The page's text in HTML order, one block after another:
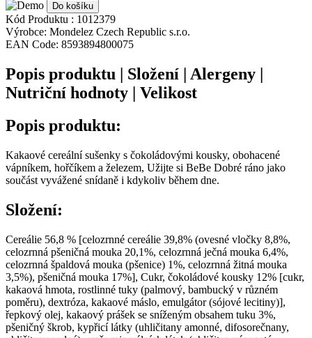
Do košíku
Kód Produktu : 1012379
Výrobce: Mondelez Czech Republic s.r.o.
EAN Code: 8593894800075
Popis produktu | Složení | Alergeny |
Nutriční hodnoty | Velikost
Popis produktu:
Kakaové cereální sušenky s čokoládovými kousky, obohacené
vápníkem, hořčíkem a železem, Užijte si BeBe Dobré ráno jako
součást vyvážené snídaně i kdykoliv během dne.
Složení:
Cereálie 56,8 % [celozrnné cereálie 39,8% (ovesné vločky 8,8%,
celozrnná pšeničná mouka 20,1%, celozrnná ječná mouka 6,4%,
celozrnná špaldová mouka (pšenice) 1%, celozrnná žitná mouka
3,5%), pšeničná mouka 17%], Cukr, čokoládové kousky 12% [cukr,
kakaová hmota, rostlinné tuky (palmový, bambucký v různém
poměru), dextróza, kakaové máslo, emulgátor (sójové lecitiny)],
řepkový olej, kakaový prášek se sníženým obsahem tuku 3%,
pšeničný škrob, kypřicí látky (uhličitany amonné, difosorečnany,